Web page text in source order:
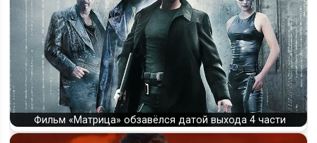
Фильм «Матрица» обзавёлся датой выхода 4 части